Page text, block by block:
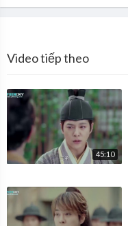
Video tiếp theo
45:10